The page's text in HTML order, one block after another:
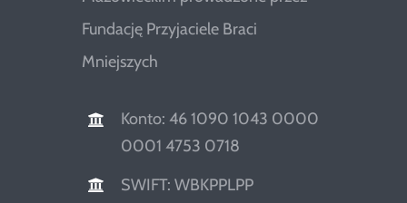
Fundację Przyjaciele Braci
Mniejszych
Konto: 46 1090 1043 0000
0001 4753 0718
SWIFT: WBKPPLPP